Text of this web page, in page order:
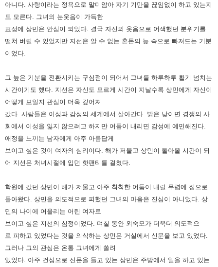
아니다. 사랑이라는 정욕으로 말미암아 자기 기만을 끊임없이 하고 있는지
도 모른다. 그녀의 눈웃음이 가득한
표정에 상민은 안심이 되었다. 결국 자신의 웃음으로 어색했던 분위기를
떨쳐 버릴 수 있었지만 지선은 알 수 없는 혼돈의 늪 속으로 빠져드는 기분
이었다.
그 늪은 기분을 전환시키는 구심점이 되어서 그녀를 하루하루 활기 넘치는
시간이기도 했다. 지선은 자신도 모르게 시간이 지날수록 상민에게 자신이
어떻게 보일지 관심이 더욱 깊어져
갔다. 사람들은 이성과 감성의 세계에서 살아간다. 밝은 낮이면 경쟁의 사
회에서 이성을 잃지 않으려고 하지만 어둠이 내리면 감성에 예민해진다.
애정을 느끼는 남자에게 아주 아름답게
보이고 싶은 것이 여자의 심리이다. 해가 저물고 상민이 돌아올 시간이 되
어 지선은 처녀시절에 입던 핫팬티를 걸쳤다.
학원에 갔던 상민이 해가 저물고 아주 칙칙한 어둠이 내릴 무렵에 집으로
돌아왔다. 상민을 의도적으로 피했던 그녀의 마음은 진심이 아니었다. 상
민의 나이에 어울리는 어린 여자로
보이고 싶은 지선의 심정이었다. 며칠 동안 외숙모가 더욱더 의도적으
로 피하고 있었다는 것을 의식하는 상민은 거실에서 신문을 보고 있었다.
그러나 그의 관심은 온통 그녀에게 쏠려
있었다. 아주 건성으로 신문을 들고 있는 상민은 주방에서 일을 하고 있는